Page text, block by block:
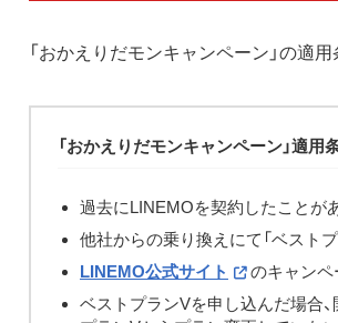
「おかえりだモンキャンペーン」の適
「おかえりだモンキャンペーン」適用
過去にLINEMOを契約したことが
他社からの乗り換えにて「ベスト
LINEMO公式サイト
のキャン
ベストプランVを申し込んだ場合